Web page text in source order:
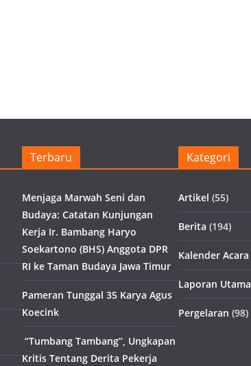
Terbaru
Menjaga Marwah Seni dan
Budaya: Catatan Kunjungan
Kerja Ir. Bambang Haryo
Soekartono (BHS) Anggota DPR
RI ke Taman Budaya Jawa Timur
Pameran Tunggal 35 Karya Agus
Koecink
“Tumbang Tambang”, Ungkapan
Kritis Tentang Derita Pekerja
Kategori
Artikel (55)
Berita (194)
Kalender Acara
Laporan Utama
Pergelaran (98)